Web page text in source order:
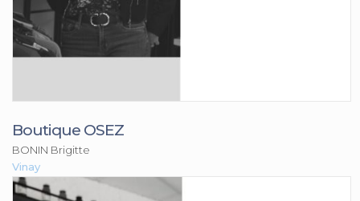
Boutique OSEZ
BONIN Brigitte
Vinay